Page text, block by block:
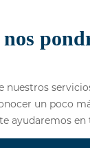
nuestros
un poco
ayudaremos en